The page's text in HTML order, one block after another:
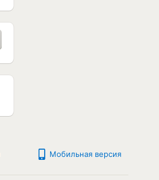
Мобильная версия